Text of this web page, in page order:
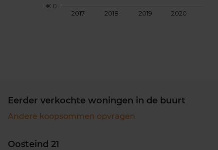
2017 2018 2019 2020
€ 0
Eerder verkochte woningen in de buurt
Andere koopsommen opvragen
Oosteind 21